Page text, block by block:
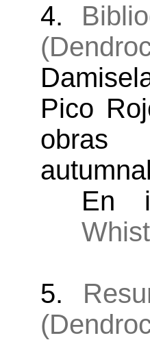
4.
Pico
obras
En
5.